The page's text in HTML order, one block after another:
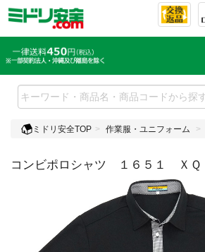
ミドリ安全TOP 作業服・ユニフォーム
コンビポロシャツ １６５１ Ｘ